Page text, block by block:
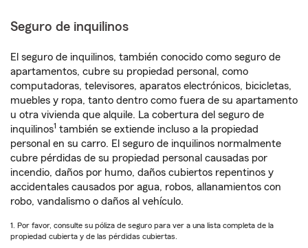
Seguro de inquilinos
El seguro de inquilinos, también conocido como seguro de
apartamentos, cubre su propiedad personal, como
computadoras, televisores, aparatos electrónicos, bicicletas,
muebles y ropa, tanto dentro como fuera de su apartamento
u otra vivienda que alquile. La cobertura del seguro de
inquilinos1 también se extiende incluso a la propiedad
personal en su carro. El seguro de inquilinos normalmente
cubre pérdidas de su propiedad personal causadas por
incendio, daños por humo, daños cubiertos repentinos y
accidentales causados por agua, robos, allanamientos con
robo, vandalismo o daños al vehículo.
1. Por favor, consulte su póliza de seguro para ver a una lista completa de la
propiedad cubierta y de las pérdidas cubiertas.